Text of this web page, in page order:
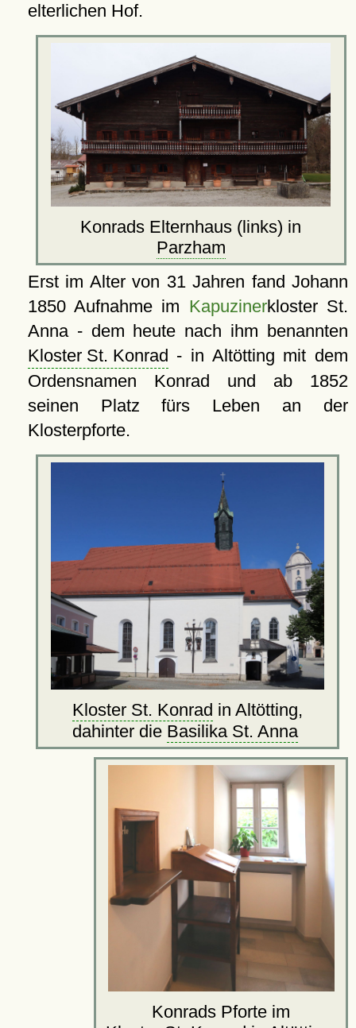
elterlichen Hof.
Konrads Elternhaus (links) in
Parzham
Erst im Alter von 31 Jahren fand Johann
1850 Aufnahme im Kapuzinerkloster St.
Anna - dem heute nach ihm benannten
Kloster St. Konrad - in Altötting mit dem
Ordensnamen Konrad und ab 1852
seinen Platz fürs Leben an der
Klosterpforte.
Kloster St. Konrad in Altötting,
dahinter die Basilika St. Anna
Konrads Pforte im